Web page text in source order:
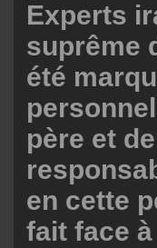
Experts
suprême
été
père et
en cette
fait face